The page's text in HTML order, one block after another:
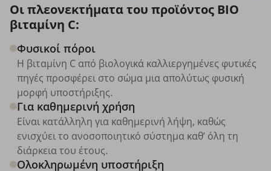
Οι πλεονεκτήματα του προϊόντος BIO
βιταμίνη C:
Φυσικοί πόροι
Η βιταμίνη C από βιολογικά καλλιεργημένες φυτικές
πηγές προσφέρει στο σώμα μια απολύτως φυσική
μορφή υποστήριξης.
Για καθημερινή χρήση
Είναι κατάλληλη για καθημερινή λήψη, καθώς
ενισχύει το ανοσοποιητικό σύστημα καθ’ όλη τη
διάρκεια του έτους.
Ολοκληρωμένη υποστήριξη